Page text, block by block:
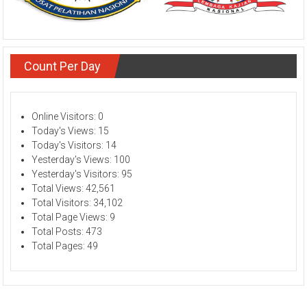
Count Per Day
Online Visitors: 0
Today's Views: 15
Today's Visitors: 14
Yesterday's Views: 100
Yesterday's Visitors: 95
Total Views:42,561
Total Visitors: 34,102
Total Page Views: 9
Total Posts:473
Total Pages:49